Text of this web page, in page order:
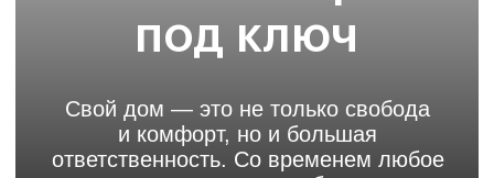
строение нуждается в обновлении,
и ремонт коттеджа — это сложный,
многоэтапный процесс, который сильно
подхода, ведь здесь важно учесть
не только внутреннюю отделку,
но и состояние фасада, кровли, а также
особенности инженерных систем.